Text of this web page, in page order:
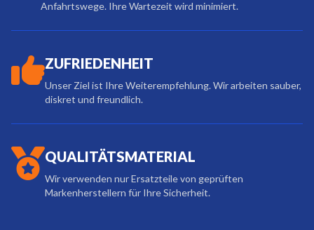
Anfahrtswege. Ihre Wartezeit wird minimiert.
ZUFRIEDENHEIT
Unser Ziel ist Ihre Weiterempfehlung. Wir arbeiten sauber,
diskret und freundlich.
QUALITÄTSMATERIAL
Wir verwenden nur Ersatzteile von geprüften
Markenherstellern für Ihre Sicherheit.